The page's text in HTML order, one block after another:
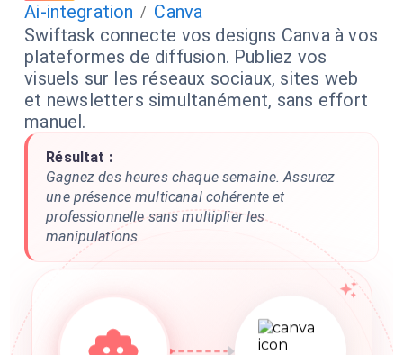
Ai-integration / Canva
Swiftask connecte vos designs Canva à vos
plateformes de diffusion. Publiez vos
visuels sur les réseaux sociaux, sites web
et newsletters simultanément, sans effort
manuel.
Résultat :
Gagnez des heures chaque semaine. Assurez
une présence multicanal cohérente et
professionnelle sans multiplier les
manipulations.